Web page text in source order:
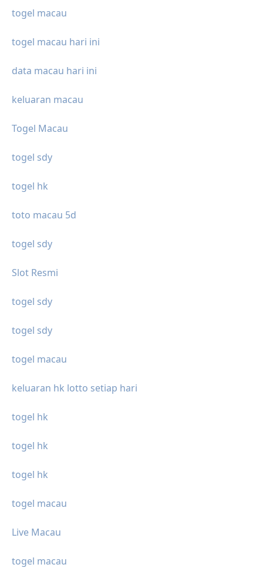
togel macau
togel macau hari ini
data macau hari ini
keluaran macau
Togel Macau
togel sdy
togel hk
toto macau 5d
togel sdy
Slot Resmi
togel sdy
togel sdy
togel macau
keluaran hk lotto setiap hari
togel hk
togel hk
togel hk
togel macau
Live Macau
togel macau